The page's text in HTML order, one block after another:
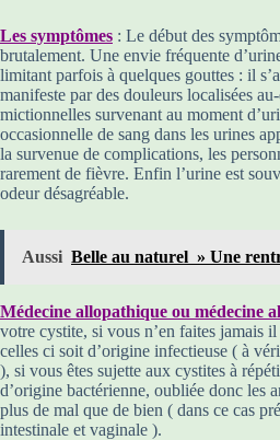
Les symptômes : Le début des
brutalement. Une envie fréquente
limitant parfois à quelques gouttes : il
manifeste par des douleurs localisées
mictionnelles survenant au moment
occasionnelle de sang dans les urines
la survenue de complications, les
rarement de fièvre. Enfin l’urine est
odeur désagréable.
Aussi Belle au naturel » Une
Médecine allopathique ou médecine
votre cystite, si vous n’en faites jamais
celles ci soit d’origine infectieuse ( à
), si vous êtes sujette aux cystites à
d’origine bactérienne, oubliée donc les
plus de mal que de bien ( dans ce cas
intestinale et vaginale ).